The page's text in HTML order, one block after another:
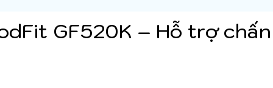
GF520K – Hỗ trợ chấn